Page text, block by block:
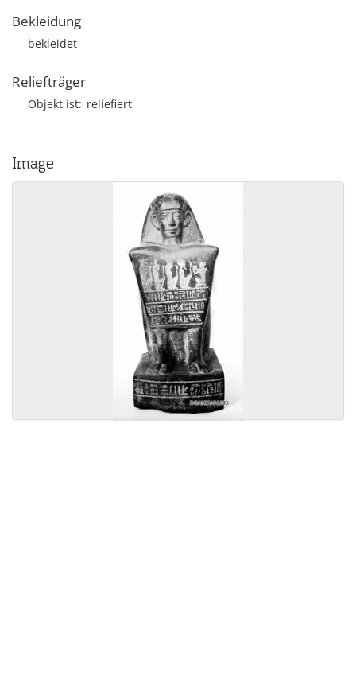
Bekleidung
bekleidet
Reliefträger
Objekt ist reliefiert
Image